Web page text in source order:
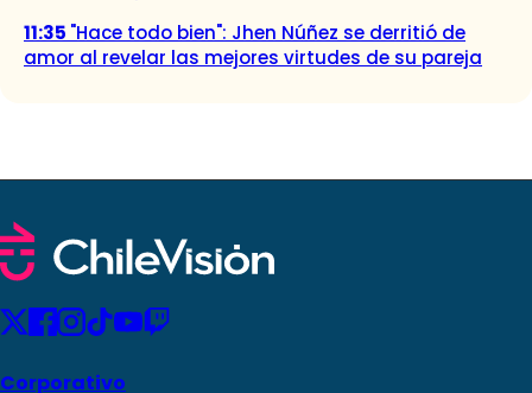
11:35 "Hace todo bien": Jhen Núñez se derritió de
amor al revelar las mejores virtudes de su pareja
Corporativo